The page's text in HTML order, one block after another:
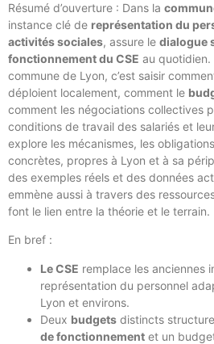
Résumé d’ouverture : Dans la
instance clé de représentation du
activités sociales, assure le dialogue
fonctionnement du CSE au quotidien.
commune de Lyon, c’est saisir
déploient localement, comment le
comment les négociations collectives
conditions de travail des salariés et
explore les mécanismes, les
concrètes, propres à Lyon et à sa
des exemples réels et des données
emmène aussi à travers des
font le lien entre la théorie et le terrain.
En bref :
Le CSE remplace les anciennes
représentation du personnel
Lyon et environs.
Deux budgets distincts
de fonctionnement et un